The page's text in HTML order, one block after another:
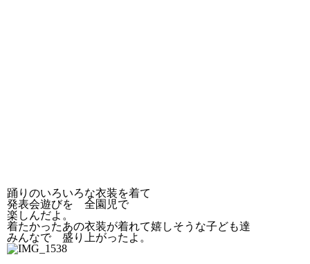
踊りのいろいろな衣装を着て
発表会遊びを 全園児で
楽しんだよ。
着たかったあの衣装が着れて嬉しそうな子ども達
みんなで 盛り上がったよ。